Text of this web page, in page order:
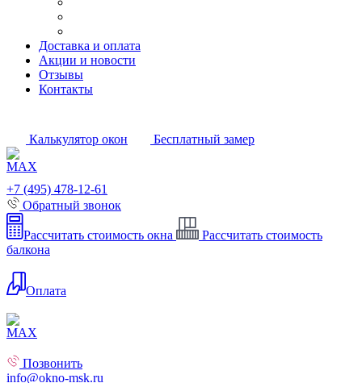
Доставка и оплата
Акции и новости
Отзывы
Контакты
Калькулятор окон Бесплатный замер
+7 (495) 478-12-61
Обратный звонок
Рассчитать стоимость окна
Рассчитать стоимость
балкона
Оплата
Позвонить
info@okno-msk.ru